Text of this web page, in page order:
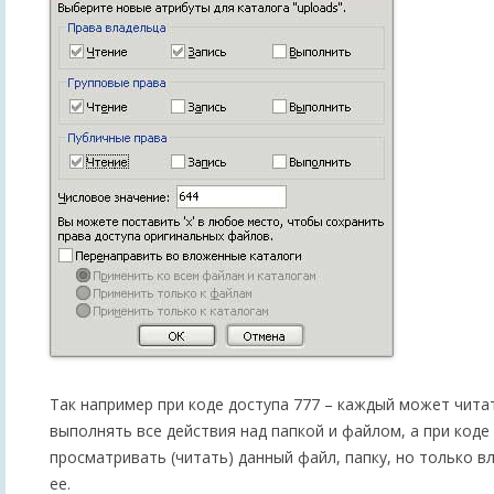
Так например при коде доступа 777 – каждый может
выполнять все действия над папкой и файлом, а при коде
просматривать (читать) данный файл, папку, но только
ее.